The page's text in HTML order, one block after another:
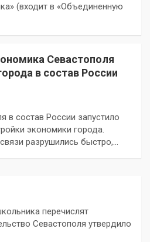
(входит в «Объединенную
Севастополя
в состав России
в состав России запустило
экономики города.
разрушились быстро,…
перечислят
Севастополя утвердило